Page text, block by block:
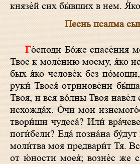
князе́й сих бы́вших в нем.
Песнь псалма
Го́споди Бо́же спасе́ния моего́, во дни воззва́х, и в нощи́ пред Тобо́ю. Да вни́дет пред Тя моли́тва моя: приклони́ у́хо
Твое к моле́нию моему, я́ко
бых я́ко челове́к без
руки́ Твоея́ отринове́ни
Твоя, и вся во́лны Твоя
исхожда́х. О́чи мои
твори́ши чудеса́? Или́
поги́бели? Еда́ позна́на
моли́тва моя предвари́т Тя.
от ю́ности моея́; возне́с же